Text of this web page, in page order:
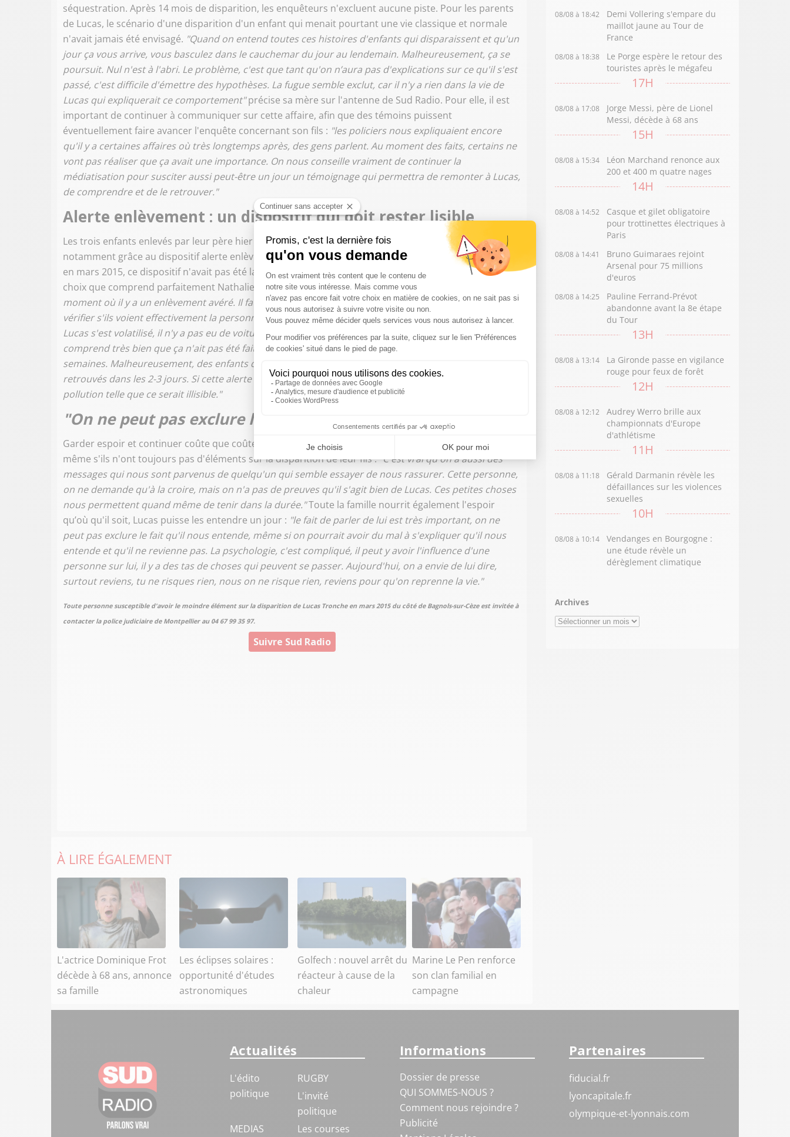
séquestration. Après 14 mois de disparition, les enquêteurs n'excluent aucune piste. Pour les parents
de Lucas, le scénario d'une disparition d'un enfant qui menait pourtant une vie classique et normale
n'avait jamais été envisagé. "Quand on entend toutes ces histoires d'enfants qui disparaissent et qu'un
jour ça vous arrive, vous basculez dans le cauchemar du jour au lendemain. Malheureusement, ça se
poursuit. Nul n'est à l'abri. Le problème, c'est que tant qu'on n’aura pas d'explications sur ce qu'il s'est
passé, c'est difficile d'émettre des hypothèses. La fugue semble exclut, car il n'y a rien dans la vie de
Lucas qui expliquerait ce comportement"précise sa mère sur l'antenne de Sud Radio. Pour elle, il est
important de continuer à communiquer sur cette affaire, afin que des témoins puissent
éventuellement faire avancer l'enquête concernant son fils : "les policiers nous expliquaient encore
qu'il y a certaines affaires où très longtemps après, des gens parlent. Au moment des faits, certains ne
vont pas réaliser que ça avait une importance. On nous conseille vraiment de continuer la
médiatisation pour susciter aussi peut-être un jour un témoignage qui permettra de remonter à Lucas,
de comprendre et de le retrouver."
Alerte enlèvement : un dispositif qui doit rester lisible
Les trois enfants enlevés par leur père hier matin dans le Rhône ont été retrouvés le soir même,
notamment grâce au dispositif alerte enlèvement qui a été déclenché. Lors de la disparition de Lucas
en mars 2015, ce dispositif n'avait pas été lancé tout de suite après le signalement de sa disparition, un
choix que comprend parfaitement Nathalie Tronche."Une alerte enlèvement se déclenche à partir du
moment où il y a un enlèvement avéré. Il faut donner des explications aux gens pour qu'ils puissent
vérifier s'ils voient effectivement la personne qui est susceptible d'avoir enlevé l'enfant. Dans notre cas,
Lucas s'est volatilisé, il n'y a pas eu de voitures aperçues, c'est un contexte complètement différent. On
comprend très bien que ça n'ait pas été fait. Si ça avait été fait pour Lucas, ça serait fait toutes les
semaines. Malheureusement, des enfants qui disparaissent, il y en a
retrouvés dans les 2-3 jours. Si cette alerte enlèvement était systématiquement lancée, il y aurait une
pollution telle que ce serait illisible."
"On ne peut pas exclure le fait que Lucas nous entende"
Garder espoir et continuer coûte que coûte à s'accrocher, c'est ce que les parents de Lucas ont choisi,
même s'ils n'ont toujours pas d'éléments sur la disparition de leur fils :"C'est vrai qu'on a aussi des
messages qui nous sont parvenus de quelqu'un qui semble essayer de nous rassurer. Cette personne,
on ne demande qu'à la croire, mais on n'a pas de preuves qu'il s'agit bien de Lucas. Ces petites choses
nous permettent quand même de tenir dans la durée."Toute la famille nourrit également l'espoir
qu’où qu'il soit, Lucas puisse les entendre un jour : "le fait de parler de lui est très important, on ne
peut pas exclure le fait qu'il nous entende, même si on pourrait avoir du mal à s'expliquer qu'il nous
entende et qu'il ne revienne pas. La psychologie, c'est compliqué, il peut y avoir l'influence d'une
personne sur lui, il y a des tas de choses qui peuvent se passer. Aujourd'hui, on a envie de lui dire,
surtout reviens, tu ne risques rien, nous on ne risque rien, reviens pour qu'on reprenne la vie."
Toute personne susceptible d'avoir le moindre élément sur la disparition de Lucas Tronche en mars 2015 du côté de Bagnols-sur-Cèze est invitée à
contacter la police judiciaire de Montpellier au 04 67 99 35 97.
Suivre Sud Radio
À LIRE ÉGALEMENT
L'actrice Dominique Frot
décède à 68 ans, annonce
sa famille
Les éclipses solaires :
opportunité d'études
astronomiques
Golfech : nouvel arrêt du
réacteur à cause de la
chaleur
Marine Le Pen renforce
son clan familial en
campagne
08/08 à 18:42
Demi Vollering s'empare du
maillot jaune au Tour de
France
08/08 à 18:38
Le Porge espère le retour des
touristes après le mégafeu
17H
08/08 à 17:08
Jorge Messi, père de Lionel
Messi, décède à 68 ans
15H
08/08 à 15:34
Léon Marchand renonce aux
200 et 400 m quatre nages
14H
08/08 à 14:52
Casque et gilet obligatoire
pour trottinettes électriques à
Paris
08/08 à 14:41
Bruno Guimaraes rejoint
Arsenal pour 75 millions
d'euros
08/08 à 14:25
Pauline Ferrand-Prévot
abandonne avant la 8e étape
du Tour
13H
08/08 à 13:14
La Gironde passe en vigilance
rouge pour feux de forêt
12H
08/08 à 12:12
Audrey Werro brille aux
championnats d'Europe
d'athlétisme
11H
08/08 à 11:18
Gérald Darmanin révèle les
défaillances sur les violences
sexuelles
10H
08/08 à 10:14
Vendanges en Bourgogne :
une étude révèle un
dérèglement climatique
Archives
Archives
Actualités
L'édito
politique
RUGBY
L'invité
politique
MEDIAS
Les courses
Informations
Dossier de presse
QUI SOMMES-NOUS ?
Comment nous rejoindre ?
Publicité
Partenaires
fiducial.fr
lyoncapitale.fr
olympique-et-lyonnais.com